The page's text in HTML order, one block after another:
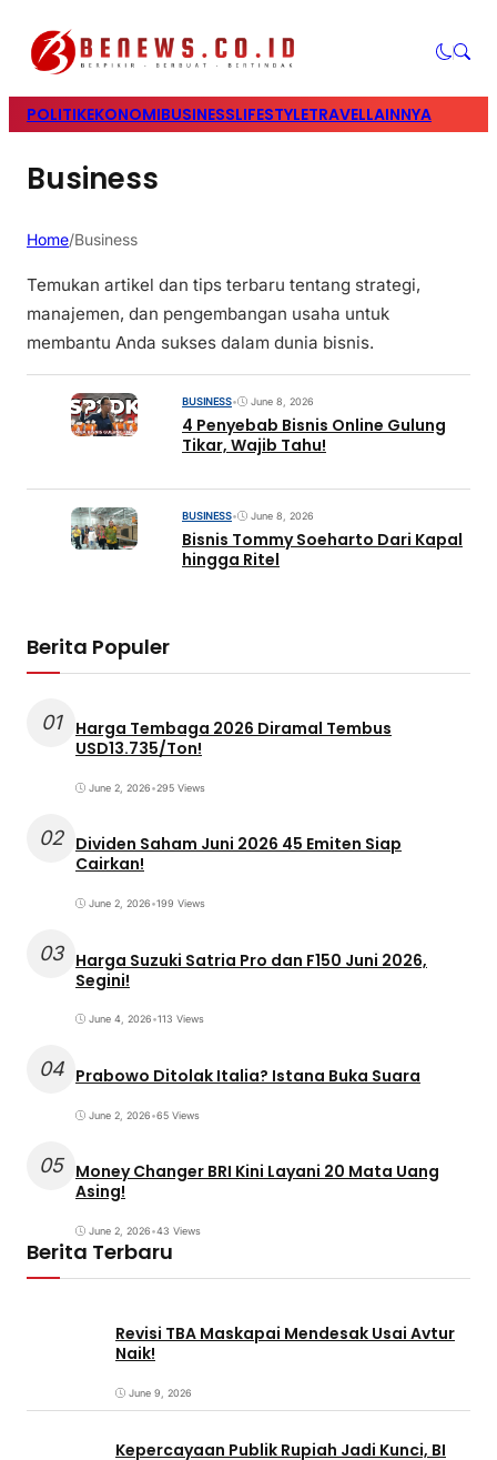
POLITIKEKONOMIBUSINESSLIFESTYLETRAVELLAINNYA
Business
Home/Business
Temukan artikel dan tips terbaru tentang strategi,
manajemen, dan pengembangan usaha untuk
membantu Anda sukses dalam dunia bisnis.
BUSINESS• June 8, 2026
4 Penyebab Bisnis Online Gulung
Tikar, Wajib Tahu!
BUSINESS• June 8, 2026
Bisnis Tommy Soeharto Dari Kapal
hingga Ritel
Berita Populer
01
Harga Tembaga 2026 Diramal Tembus
USD13.735/Ton!
June 2, 2026•295 Views
02 Dividen Saham Juni 2026 45 Emiten Siap
Cairkan!
June 2, 2026•199 Views
03 Harga Suzuki Satria Pro dan F150 Juni 2026,
Segini!
June 4, 2026•113 Views
04 Prabowo Ditolak Italia? Istana Buka Suara
June 2, 2026•65 Views
05 Money Changer BRI Kini Layani 20 Mata Uang
Asing!
June 2, 2026•43 Views
Berita Terbaru
Revisi TBA Maskapai Mendesak Usai Avtur
Naik!
June 9, 2026
Kepercayaan Publik Rupiah Jadi Kunci, BI